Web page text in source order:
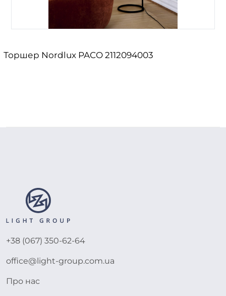
Торшер Nordlux PACO 2112094003
+38 (067) 350-62-64
office@light-group.com.ua
Про нас